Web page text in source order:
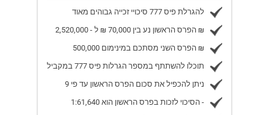
להגרלת פיס 777 סיכויי זכייה גבוהים מאוד
הפרס הראשון נע בין 70,000 ₪ ל - 2,520,000 ₪
הפרס השני מסתכם במינימום 500,000 ₪
תוכלו להשתתף במספר הגרלות פיס 777 במקביל
ניתן להכפיל את סכום הפרס הראשון עד פי 9
הסיכוי לזכות בפרס הראשון הוא 1:61,640 -